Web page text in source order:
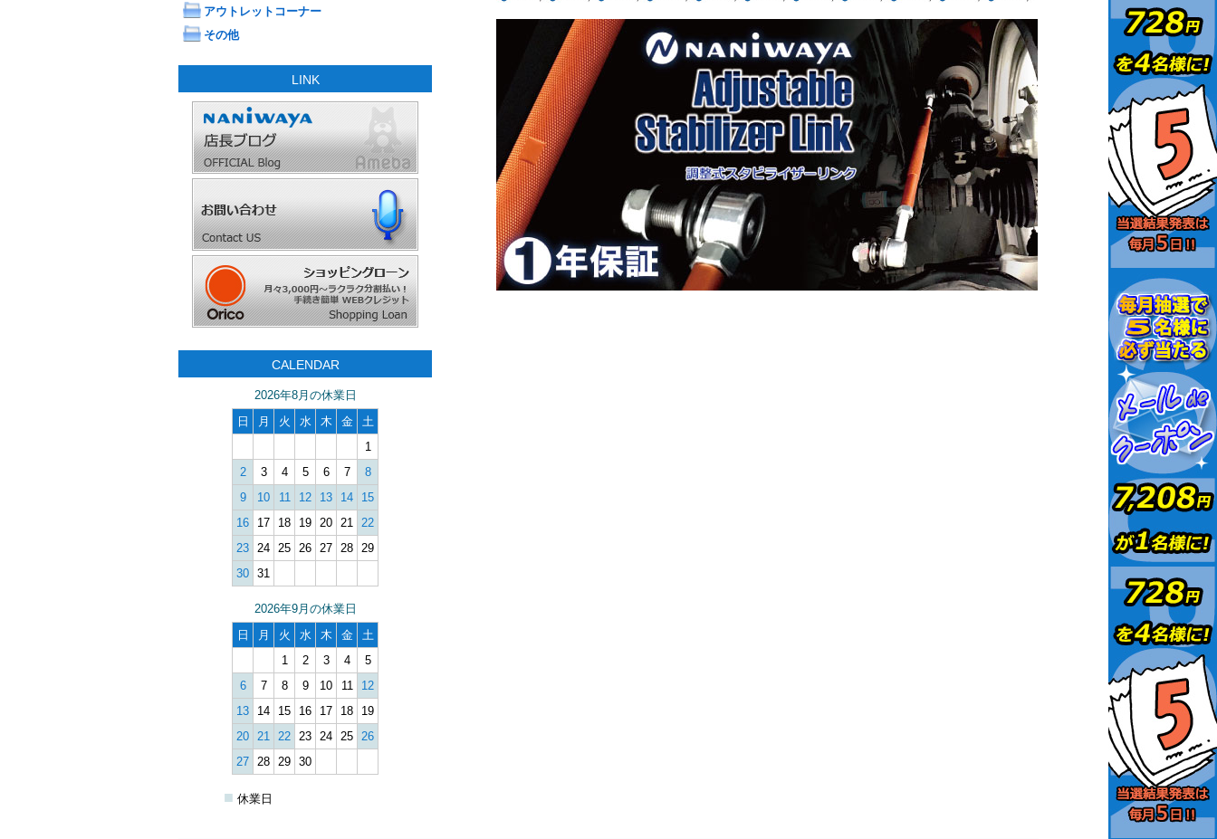
アウトレットコーナー
その他
LINK
CALENDAR
2026年8月の休業日
日
月 火 水 木 金
土
1
2
3 4 5 6 7
8
9
10 11 12 13 14
15
16
17 18 19 20 21 22
23 24 25 26 27 28 29
30 31
2026年9月の休業日
日
月 火 水 木 金
土
1
2 3 4
5
6
7 8 9 10 11
12
13
14 15 16 17 18
19
20 21 22 23 24 25 26
27 28 29 30
■ 休業日